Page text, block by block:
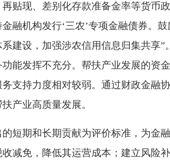
贴现、差别化存款准备金率等货币
融机构发行‘三农’专项金融债券。
建设，加强涉农信用信息归集共享”
能发挥不充分。帮扶产业发展的资
支持力度相对较弱。通过财政金融
产业高质量发展。
短期和长期贡献为评价标准，为金
减免，降低其运营成本；建立风险